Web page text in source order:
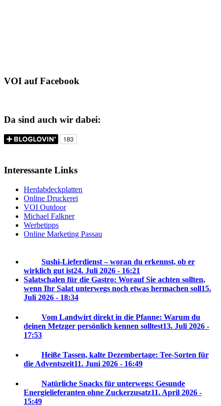
VOI auf Facebook
Da sind auch wir dabei:
Interessante Links
Herdabdeckplatten
Online Druckerei
VOI Outdoor
Michael Falkner
Werbetipps
Online Marketing Passau
Sushi-Lieferdienst – woran du erkennst, ob er
wirklich gut ist24. Juli 2026 - 16:21
Salatschalen für die Gastro: Worauf Sie achten sollten,
wenn Ihr Salat unterwegs noch etwas hermachen soll15.
Juli 2026 - 18:34
Vom Landwirt direkt in die Pfanne: Warum du
deinen Metzger persönlich kennen solltest13. Juli 2026 -
17:53
Heiße Tassen, kalte Dezembertage: Tee-Sorten für
die Adventszeit11. Juni 2026 - 16:49
Natürliche Snacks für unterwegs: Gesunde
Energielieferanten ohne Zuckerzusatz11. April 2026 -
15:49